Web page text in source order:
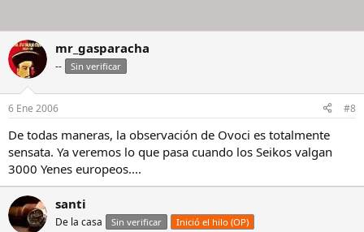
mr_gasparacha
-- Sin verificar
6 Ene 2006 #8
De todas maneras, la observación de Ovoci es totalmente
sensata. Ya veremos lo que pasa cuando los Seikos valgan
3000 Yenes europeos....
santi
De la casa Sin verificar Inició el hilo (OP)